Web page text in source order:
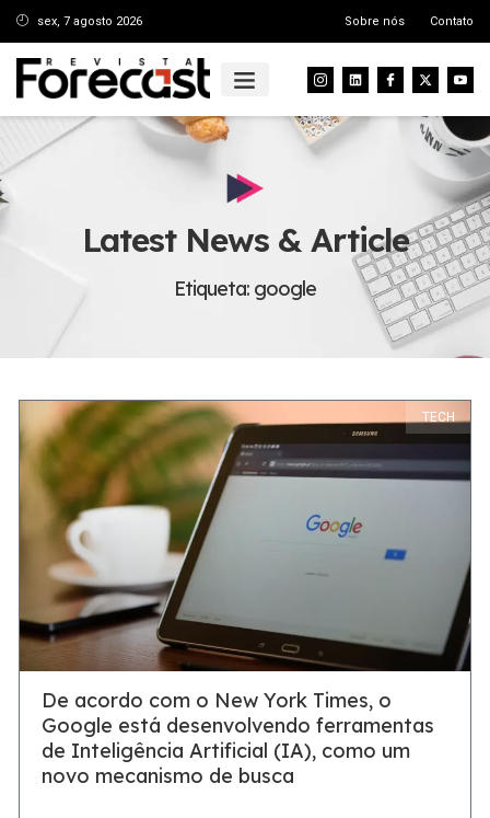
sex, 7 agosto 2026 Sobre nós Contato
Latest News & Article
Etiqueta: google
TECH
De acordo com o New York Times, o
Google está desenvolvendo ferramentas
de Inteligência Artificial (IA), como um
novo mecanismo de busca